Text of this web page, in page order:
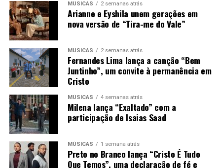
MÚSICAS 2 semanas atrás
Arianne e Eyshila unem gerações em
nova versão de “Tira-me do Vale”
MÚSICAS 2 semanas atrás
Fernandes Lima lança a canção “Bem
Juntinho”, um convite à permanência em
Cristo
MÚSICAS 4 semanas atrás
Milena lança “Exaltado” com a
participação de Isaias Saad
MÚSICAS 1 semana atrás
Preto no Branco lança “Cristo É Tudo
Que Temos”, uma declaração de fé e